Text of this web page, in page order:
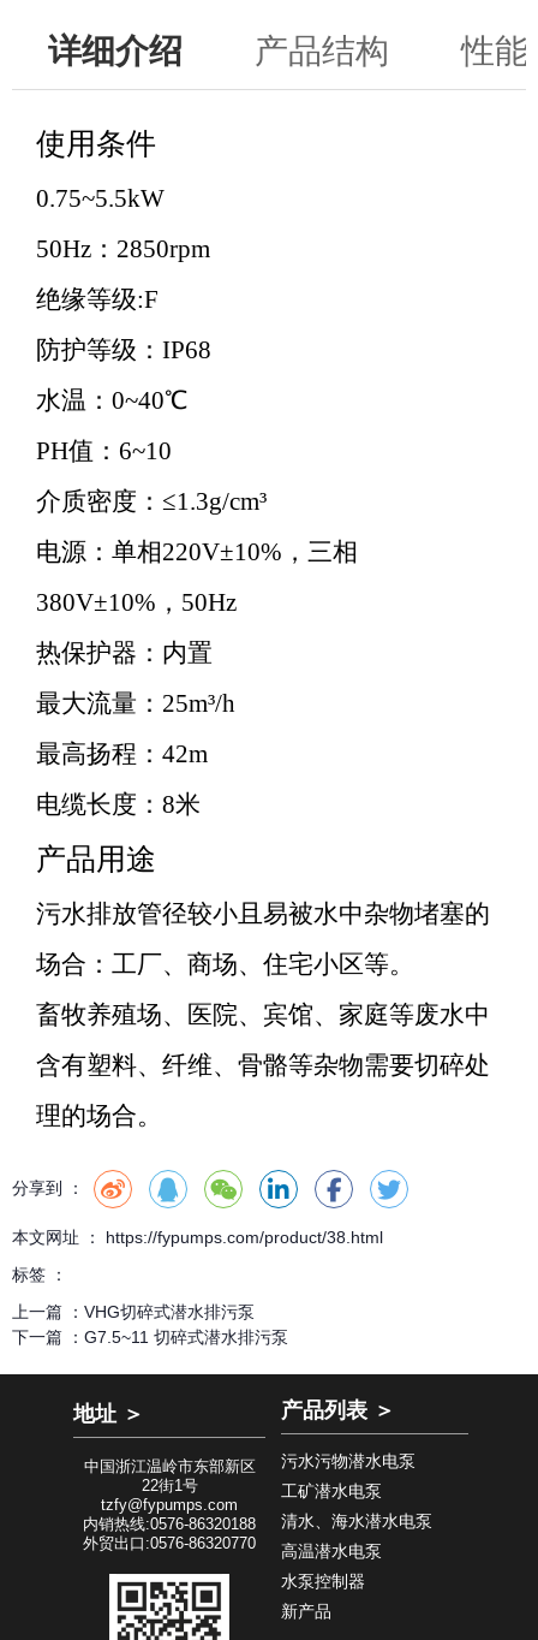
详细介绍 产品结构 性能
使用条件
0.75~5.5kW
50Hz：2850rpm
绝缘等级:F
防护等级：IP68
水温：0~40℃
PH值：6~10
介质密度：≤1.3g/cm³
电源：单相220V±10%，三相
380V±10%，50Hz
热保护器：内置
最大流量：25m³/h
最高扬程：42m
电缆长度：8米
产品用途
污水排放管径较小且易被水中杂物堵塞的
场合：工厂、商场、住宅小区等。
畜牧养殖场、医院、宾馆、家庭等废水中
含有塑料、纤维、骨骼等杂物需要切碎处
理的场合。
分享到 ：
本文网址 ： https://fypumps.com/product/38.html
标签 ：
上一篇 ： VHG切碎式潜水排污泵
下一篇 ： G7.5~11 切碎式潜水排污泵
地址 ＞
中国浙江温岭市东部新区
22街1号
tzfy@fypumps.com
内销热线:0576-86320188
外贸出口:0576-86320770
产品列表 ＞
污水污物潜水电泵
工矿潜水电泵
清水、海水潜水电泵
高温潜水电泵
水泵控制器
新产品